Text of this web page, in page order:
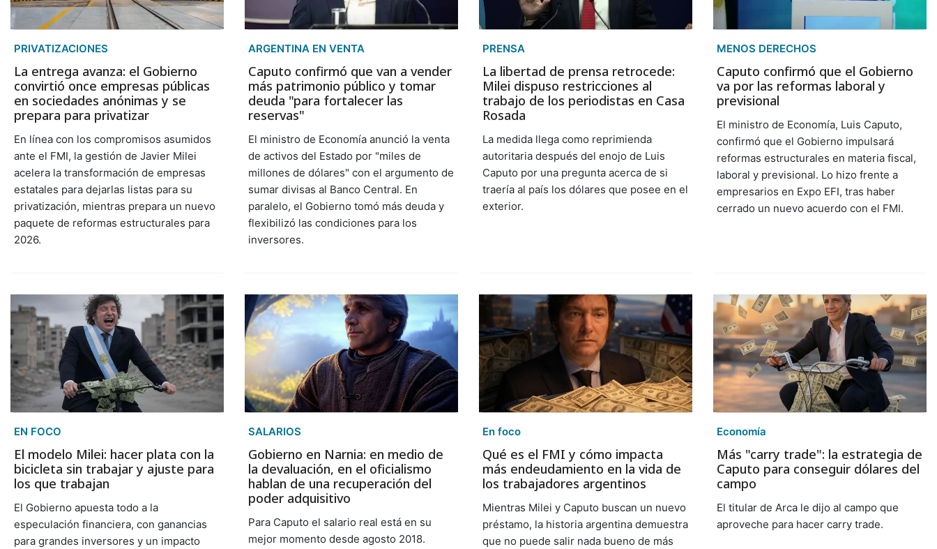
PRIVATIZACIONES
La entrega avanza: el Gobierno
convirtió once empresas públicas
en sociedades anónimas y se
prepara para privatizar
En línea con los compromisos asumidos
ante el FMI, la gestión de Javier Milei
acelera la transformación de empresas
estatales para dejarlas listas para su
privatización, mientras prepara un nuevo
paquete de reformas estructurales para
2026.
ARGENTINA EN VENTA
Caputo confirmó que van a vender
más patrimonio público y tomar
deuda "para fortalecer las
reservas"
El ministro de Economía anunció la venta
de activos del Estado por "miles de
millones de dólares" con el argumento de
sumar divisas al Banco Central. En
paralelo, el Gobierno tomó más deuda y
flexibilizó las condiciones para los
inversores.
PRENSA
La libertad de prensa retrocede:
Milei dispuso restricciones al
trabajo de los periodistas en Casa
Rosada
La medida llega como reprimienda
autoritaria después del enojo de Luis
Caputo por una pregunta acerca de si
traería al país los dólares que posee en el
exterior.
MENOS DERECHOS
Caputo confirmó que el Gobierno
va por las reformas laboral y
previsional
El ministro de Economía, Luis Caputo,
confirmó que el Gobierno impulsará
reformas estructurales en materia fiscal,
laboral y previsional. Lo hizo frente a
empresarios en Expo EFI, tras haber
cerrado un nuevo acuerdo con el FMI.
EN FOCO
El modelo Milei: hacer plata con la
bicicleta sin trabajar y ajuste para
los que trabajan
El Gobierno apuesta todo a la
especulación financiera, con ganancias
para grandes inversores y un impacto
SALARIOS
Gobierno en Narnia: en medio de
la devaluación, en el oficialismo
hablan de una recuperación del
poder adquisitivo
Para Caputo el salario real está en su
mejor momento desde agosto 2018.
En foco
Qué es el FMI y cómo impacta
más endeudamiento en la vida de
los trabajadores argentinos
Mientras Milei y Caputo buscan un nuevo
préstamo, la historia argentina demuestra
que no puede salir nada bueno de más
Economía
Más "carry trade": la estrategia de
Caputo para conseguir dólares del
campo
El titular de Arca le dijo al campo que
aproveche para hacer carry trade.